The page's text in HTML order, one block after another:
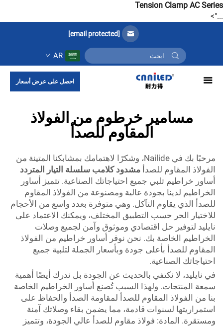
Tension Clamp AC Series
...">
[email protected]
AR
احصل على عرض أسعار
مسامير خرطوم من الفولاذ
المقاوم للصدأ
مرحبًا بك في Nailide، وشكرًا لاهتمامك بمشابكنا المتينة من
الفولاذ المقاوم للصدأ مشدود كلامب سلسلة التيار المتردد
أساور خراطيم تلبي جميع احتياجاتك الصناعية. تتميز أساور
الخراطيم لدينا بجودة عالية ومصنوعة من الفولاذ المقاوم
للصدأ الذي يقاوم التآكل. وهي متوفرة بعدد واسع من الأحجام
للاختيار الحر حسب التطبيق المختلف، ويمكنك الاعتماد على
نايليد لتوفير حل اقتصادي وموثوق وآمن لجميع وصلات
الخراطيم الخاصة بك. نحن نوفر أساور خراطيم من الفولاذ
المقاوم للصدأ بأعلى جودة وبأسعار الجملة لتلبية جميع
احتياجاتك الصناعية.
في نايليد، لا نكتفي بالحديث عن الجودة بل ندرك أيضًا أهمية
سمعة المنتجات. ولهذا السبب تُصنع أساور الخراطيم الخاصة
بنا من الفولاذ المقاوم للصدأ لمقاومة الصدأ والحفاظ على
استمراريتها لسنوات قادمة، مما يضمن بقاء وصلاتك آمنة
ومستقرة. المادة: فولاذ مقاوم للصدأ عالي الجودة، وتتميز